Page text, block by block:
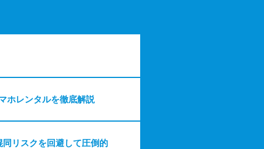
ホレンタルを徹底解説
同リスクを回避して圧倒的